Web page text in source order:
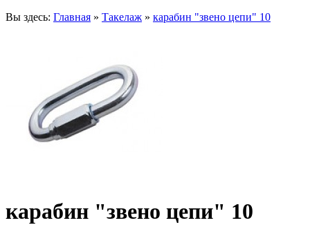
Вы здесь: Главная » Такелаж » карабин "звено цепи" 10
карабин "звено цепи" 10